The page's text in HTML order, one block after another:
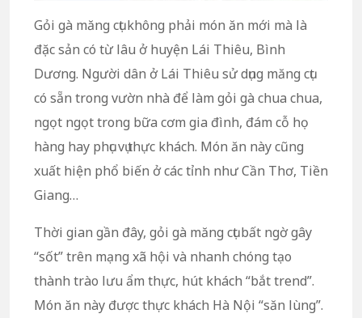
Gỏi gà măng cụt không phải món ăn mới mà là
đặc sản có từ lâu ở huyện Lái Thiêu, Bình
Dương. Người dân ở Lái Thiêu sử dụng măng cụt
có sẵn trong vườn nhà để làm gỏi gà chua chua,
ngọt ngọt trong bữa cơm gia đình, đám cỗ họ
hàng hay phục vụ thực khách. Món ăn này cũng
xuất hiện phổ biến ở các tỉnh như Cần Thơ, Tiền
Giang…
Thời gian gần đây, gỏi gà măng cụt bất ngờ gây
“sốt” trên mạng xã hội và nhanh chóng tạo
thành trào lưu ẩm thực, hút khách “bắt trend”.
Món ăn này được thực khách Hà Nội “săn lùng”.